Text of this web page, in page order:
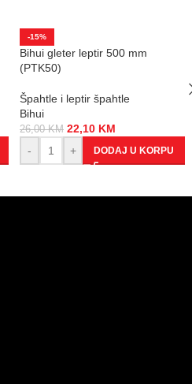
-15%
Bihui gleter leptir 500 mm
(PTK50)
Špahtle i leptir špahtle
Bihui
26,00KM 22,10 KM
-
+ DODAJ U KORPU